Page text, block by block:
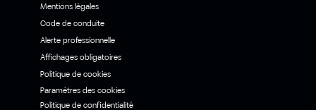
Mentions légales
Code de conduite
Alerte professionnelle
Affichages obligatoires
Politique de cookies
Paramètres des cookies
Politique de confidentialité